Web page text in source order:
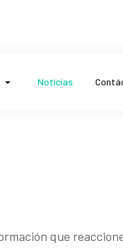
Noticias
que